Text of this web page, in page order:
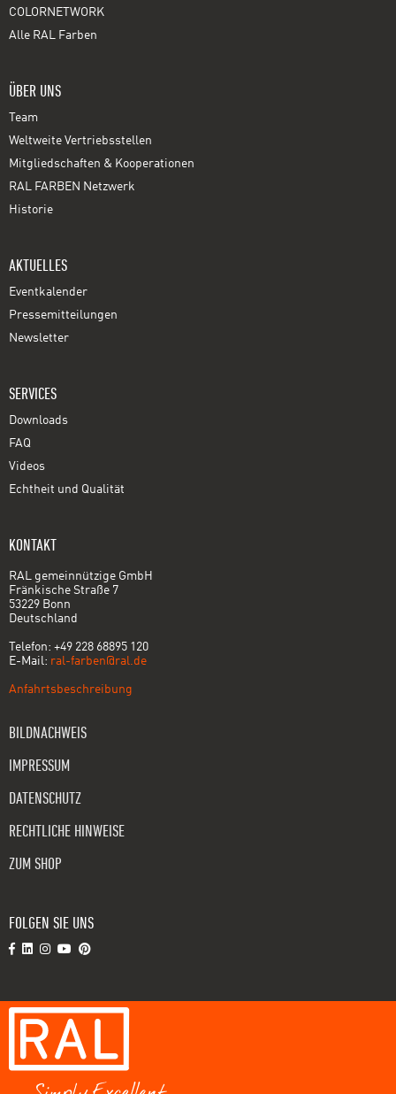
COLORNETWORK
Alle RAL Farben
ÜBER UNS
Team
Weltweite Vertriebsstellen
Mitgliedschaften & Kooperationen
RAL FARBEN Netzwerk
Historie
AKTUELLES
Eventkalender
Pressemitteilungen
Newsletter
SERVICES
Downloads
FAQ
Videos
Echtheit und Qualität
KONTAKT
RAL gemeinnützige GmbH
Fränkische Straße 7
53229 Bonn
Deutschland
Telefon: +49 228 68895 120
E-Mail: ral-farben@ral.de
Anfahrtsbeschreibung
BILDNACHWEIS
IMPRESSUM
DATENSCHUTZ
RECHTLICHE HINWEISE
ZUM SHOP
FOLGEN SIE UNS